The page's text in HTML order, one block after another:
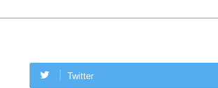
Twitter